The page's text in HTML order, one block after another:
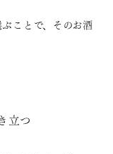
ことで、そのお酒
立つ